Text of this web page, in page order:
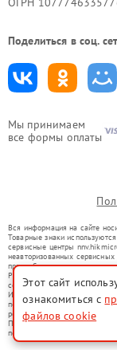
Мы принимаем
все формы оплаты
Поделиться в соц.
Вся информация на сайте
Товарные знаки
сервисные центры
неавторизованных
правообладателями
Ремонт осуществляется для
со статьей 1487 ГК РФ.
Использование товарных
потребителей в заблуждение,
ремонту техники указанных
Представленная на сайте
положениями Статьи 437(2)
Этот сайт
ознакомиться с
файлов cookie